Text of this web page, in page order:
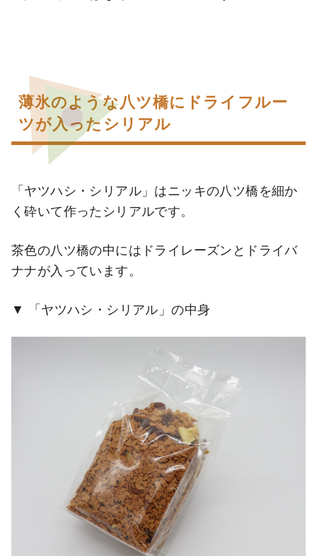
薄氷のような八ツ橋にドライフルー
ツが入ったシリアル
「ヤツハシ・シリアル」はニッキの八ツ橋を細か
く砕いて作ったシリアルです。
茶色の八ツ橋の中にはドライレーズンとドライバ
ナナが入っています。
「ヤツハシ・シリアル」の中身